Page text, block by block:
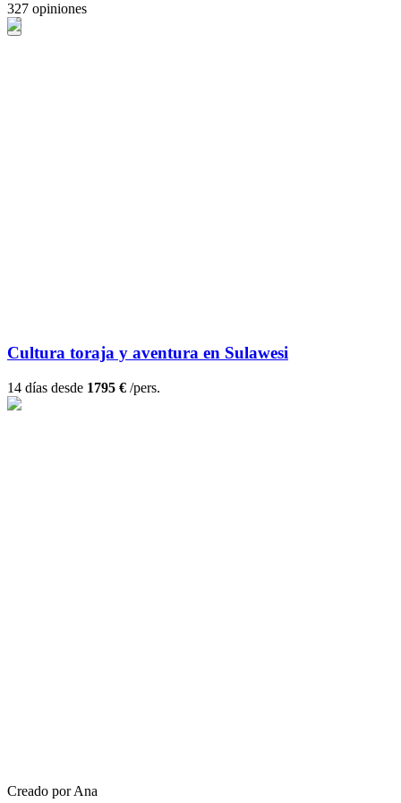
327 opiniones
Cultura toraja y aventura en Sulawesi
14 días desde 1795 € /pers.
Creado por Ana